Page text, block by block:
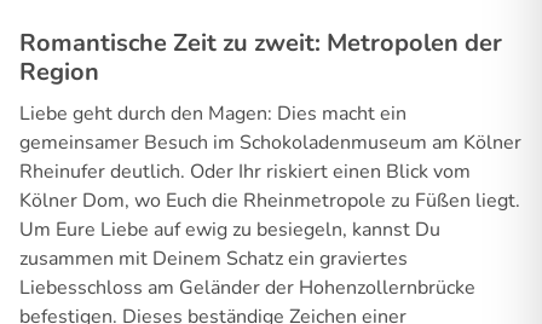
Romantische Zeit zu zweit: Metropolen der
Region
Liebe geht durch den Magen: Dies macht ein
gemeinsamer Besuch im Schokoladenmuseum am Kölner
Rheinufer deutlich. Oder Ihr riskiert einen Blick vom
Kölner Dom, wo Euch die Rheinmetropole zu Füßen liegt.
Um Eure Liebe auf ewig zu besiegeln, kannst Du
zusammen mit Deinem Schatz ein graviertes
Liebesschloss am Geländer der Hohenzollernbrücke
befestigen. Dieses beständige Zeichen einer